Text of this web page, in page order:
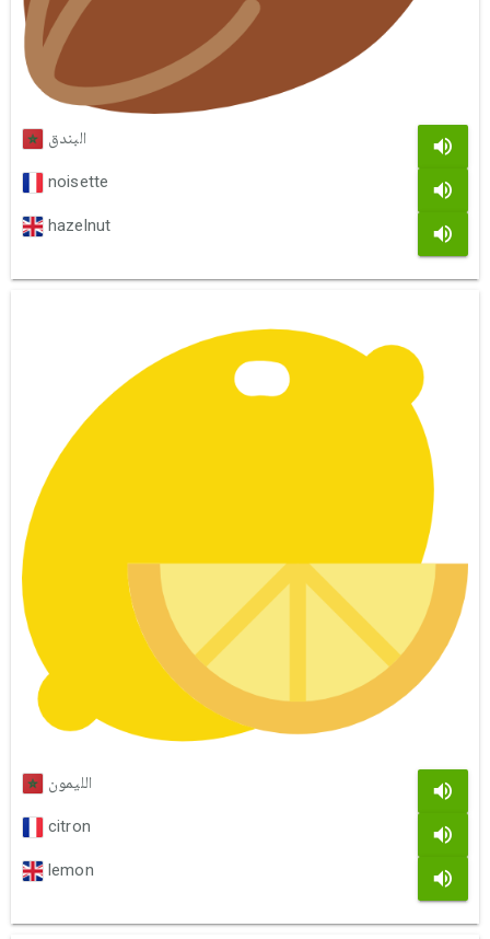
البندق
noisette
hazelnut
الليمون
citron
lemon